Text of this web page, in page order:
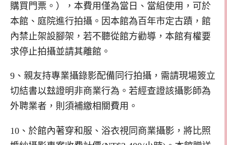
購買門票。），本費用僅為當日、當組使用，可於
本館、庭院進行拍攝。因本館為百年市定古蹟，館
內禁止架設腳架，若不聽從館方勸導，本館有權要
求停止拍攝並請其離館。
9、親友持專業攝錄影配備同行拍攝，需請現場簽立
切結書以玆證明非商業行為。若經查證該攝影師為
外聘業者，則須補繳相關費用。
10、於館內著穿和服、浴衣視同商業攝影，將比照